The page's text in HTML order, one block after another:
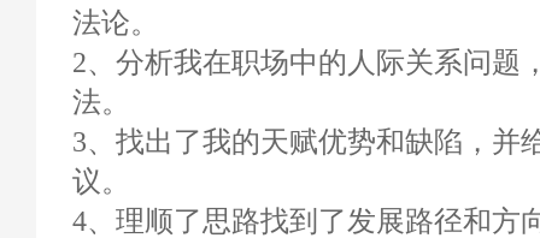
法论。
2、分析我在职场中的人际关系问题
法。
3、找出了我的天赋优势和缺陷，并
议。
4、理顺了思路找到了发展路径和方